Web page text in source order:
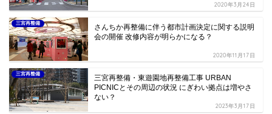
2020年3月24日
三宮再整備
さんちか再整備に伴う都市計画決定に関する説明
会の開催 改修内容が明らかになる？
2020年11月17日
三宮再整備
三宮再整備・東遊園地再整備工事 URBAN
PICNICとその周辺の状況 にぎわい拠点は増やさ
ない？
2023年3月17日